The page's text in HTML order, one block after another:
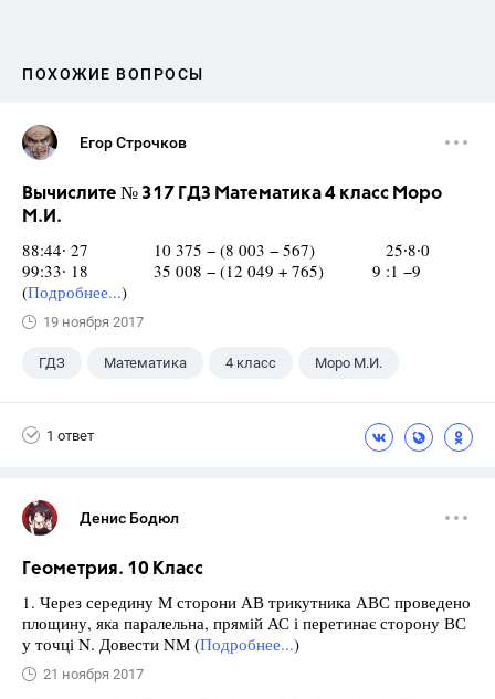
ПОХОЖИЕ ВОПРОСЫ
Егор Строчков
Вычислите № 317 ГДЗ Математика 4 класс Моро
М.И.
88:44∙ 27 10 375 − (8 003 − 567) 25∙8∙0
99:33∙ 18 35 008 − (12 049 + 765) 9 :1 −9
(Подробнее...)
19 ноября 2017
ГДЗ Математика 4 класс Моро М.И.
1 ответ
Денис Бодюл
Геометрия. 10 Класс
1. Через середину М сторони АВ трикутника АВС проведено
площину, яка паралельна, прямій АС і перетинає сторону ВС
у точці N. Довести NM (Подробнее...)
21 ноября 2017